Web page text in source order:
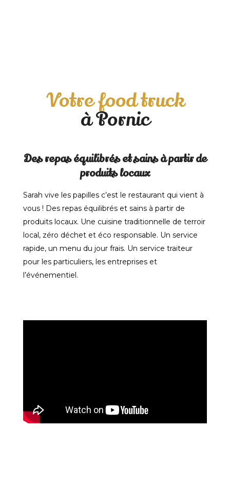
Votre food truck
à Pornic
Des repas équilibrés et sains à partir de
produits locaux
Sarah vive les papilles c’est le restaurant qui vient à
vous ! Des repas équilibrés et sains à partir de
produits locaux. Une cuisine traditionnelle de terroir
local, zéro déchet et éco responsable. Un service
rapide, un menu du jour frais. Un service traiteur
pour les particuliers, les entreprises et
l’événementiel.